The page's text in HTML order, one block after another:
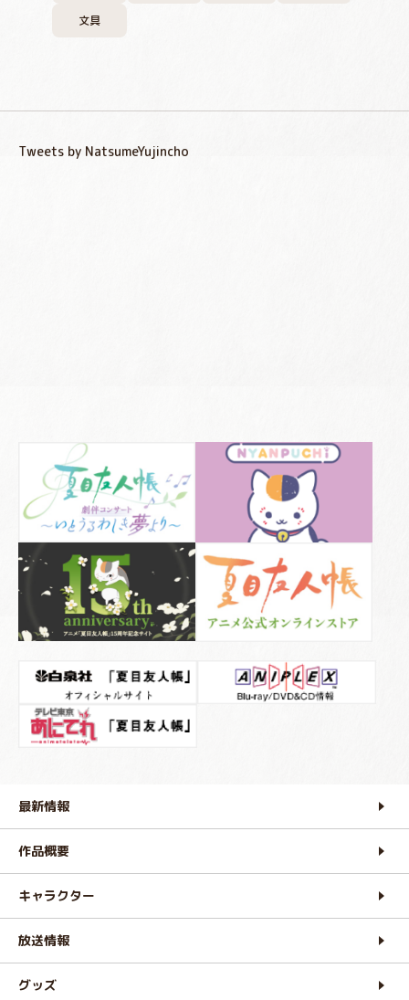
文具
Tweets by NatsumeYujincho
最新情報
作品概要
キャラクター
放送情報
グッズ